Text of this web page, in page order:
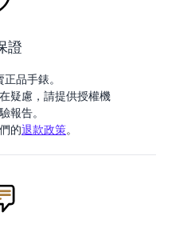
證
品手錶。
疑慮，請提供授權機
報告。
的退款政策。